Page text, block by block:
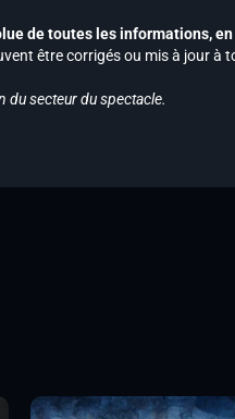
de toutes les informations, en
être corrigés ou mis à jour à
du secteur du spectacle.